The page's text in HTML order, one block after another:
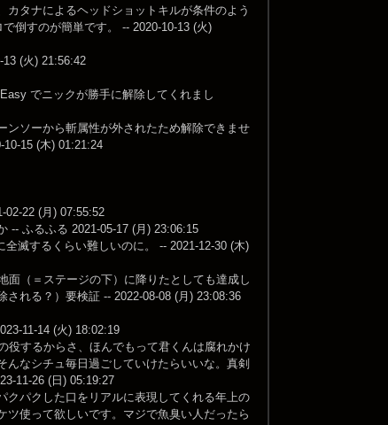
カタナによるヘッドショットキルが条件のよう
倒すのが簡単です。 -- 2020-10-13 (火)
(火) 21:56:42
でニックが勝手に解除してくれまし
ンソーから斬属性が外されたため解除できませ
15 (木) 01:21:24
02-22 (月) 07:55:52
-- ふるふる 2021-05-17 (月) 23:06:15
滅するくらい難しいのに。 -- 2021-12-30 (木)
（＝ステージの下）に降りたとしても達成し
れる？）要検証 -- 2022-08-08 (月) 23:08:36
11-14 (火) 18:02:19
役するからさ、ほんでもって君くんは腐れかけ
なシチュ毎日過ごしていけたらいいな。真剣
11-26 (日) 05:19:27
クパクした口をリアルに表現してくれる年上の
使って欲しいです。マジで魚臭い人だったら